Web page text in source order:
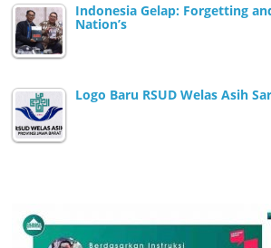
Indonesia Gelap: Forgetting
Nation’s
Logo Baru RSUD Welas Asih